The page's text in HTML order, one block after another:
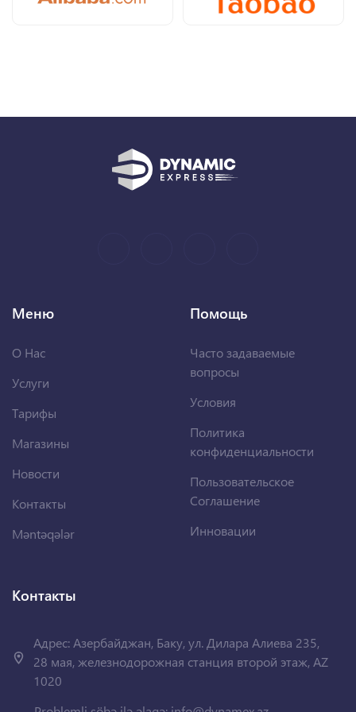
Меню
О Нас
Услуги
Тарифы
Магазины
Новости
Контакты
Məntəqələr
Помощь
Часто задаваемые
вопросы
Условия
Политика
конфиденциальности
Пользовательское
Соглашение
Инновации
Контакты
Адрес: Азербайджан, Баку, ул. Дилара Алиева 235,
28 мая, железнодорожная станция второй этаж, AZ
1020